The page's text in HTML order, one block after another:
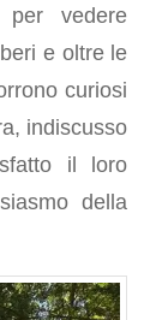
vedere
e oltre le
curiosi
indiscusso
il loro
della